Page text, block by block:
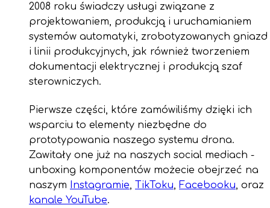
2008 roku świadczy usługi związane z
projektowaniem, produkcją i uruchamianiem
systemów automatyki, zrobotyzowanych gniazd
i linii produkcyjnych, jak również tworzeniem
dokumentacji elektrycznej i produkcją szaf
sterowniczych.
Pierwsze części, które zamówiliśmy dzięki ich
wsparciu to elementy niezbędne do
prototypowania naszego systemu drona.
Zawitały one już na naszych social mediach -
unboxing komponentów możecie obejrzeć na
naszym Instagramie, TikToku, Facebooku, oraz
kanale YouTube.